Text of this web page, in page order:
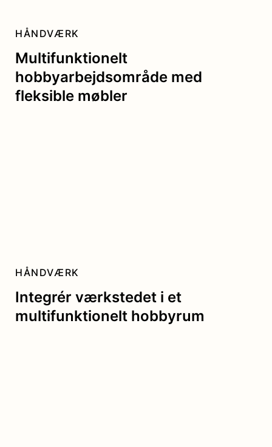
Multifunktionelt
hobbyarbejdsområde med
fleksible møbler
HÅNDVÆRK
Integrér værkstedet i et
multifunktionelt hobbyrum
HÅNDVÆRK